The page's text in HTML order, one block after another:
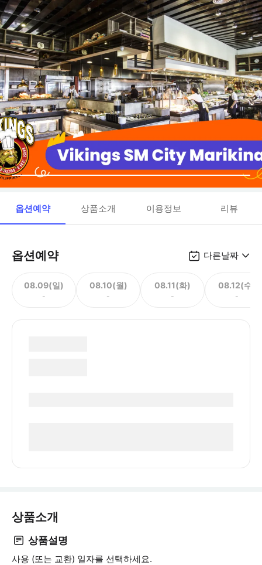
옵션예약 상품소개 이용정보 리뷰
옵션예약 다른날짜
08.09(일)
-
08.10(월)
-
08.11(화)
-
08.12(수)
-
상품소개
상품설명
사용 (또는 교환) 일자를 선택하세요.